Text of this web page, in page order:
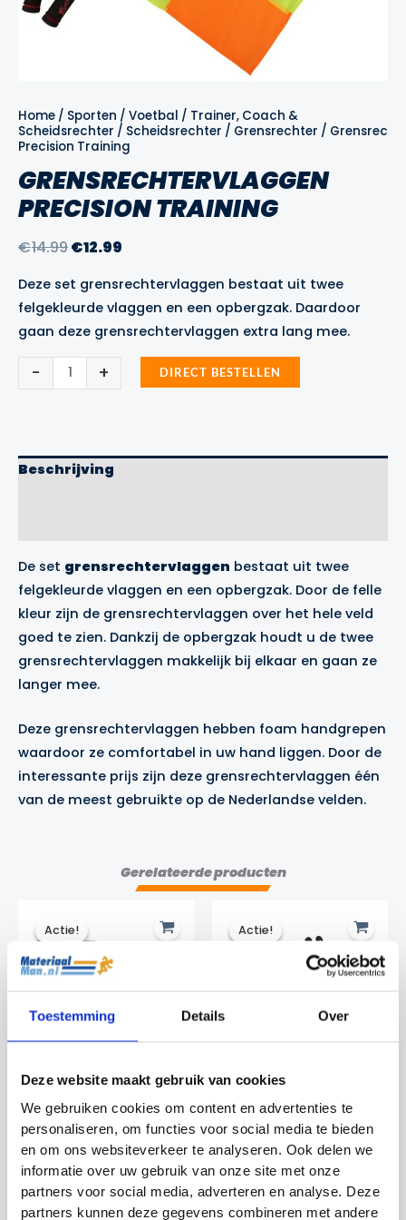
Toestemming Details Over
Deze website maakt gebruik van cookies
We gebruiken cookies om content en advertenties te
personaliseren, om functies voor social media te bieden
en om ons websiteverkeer te analyseren. Ook delen we
informatie over uw gebruik van onze site met onze
partners voor social media, adverteren en analyse. Deze
partners kunnen deze gegevens combineren met andere
Home / Sporten / Voetbal / Trainer, Coach &
Scheidsrechter / Scheidsrechter / Grensrechter /
Precision Training
GRENSRECHTERVLAGGEN
PRECISION TRAINING
€14.99Oorspronkelijke
was:
€14.99.
€12.99
is:
€12.99.
Deze set grensrechtervlaggen bestaat uit twee
felgekleurde vlaggen en een opbergzak. Daardoor
gaan deze grensrechtervlaggen extra lang mee.
-
Grensrechtervlaggen
Precision
Training
+ DIRECT BESTELLEN
Beschrijving
De set grensrechtervlaggen bestaat uit twee
felgekleurde vlaggen en een opbergzak. Door de felle
kleur zijn de grensrechtervlaggen over het hele veld
goed te zien. Dankzij de opbergzak houdt u de twee
grensrechtervlaggen makkelijk bij elkaar en gaan ze
langer mee.
Deze grensrechtervlaggen hebben foam handgrepen
waardoor ze comfortabel in uw hand liggen. Door de
interessante prijs zijn deze grensrechtervlaggen één
van de meest gebruikte op de Nederlandse velden.
Gerelateerde producten
Actie!
Actie!
Precision Training
Budget tussen €30 en
€40
€39.99Oorspronkelijke
was:
€39.99.
€34.99Huidige
prijs
is:
€34.99.
Actie!
Actie!
Precision Training
Accessoires
€12.50Oorspronkelijke
prijs
€12.50.
€7.99Huidige
prijs
is:
€7.99.